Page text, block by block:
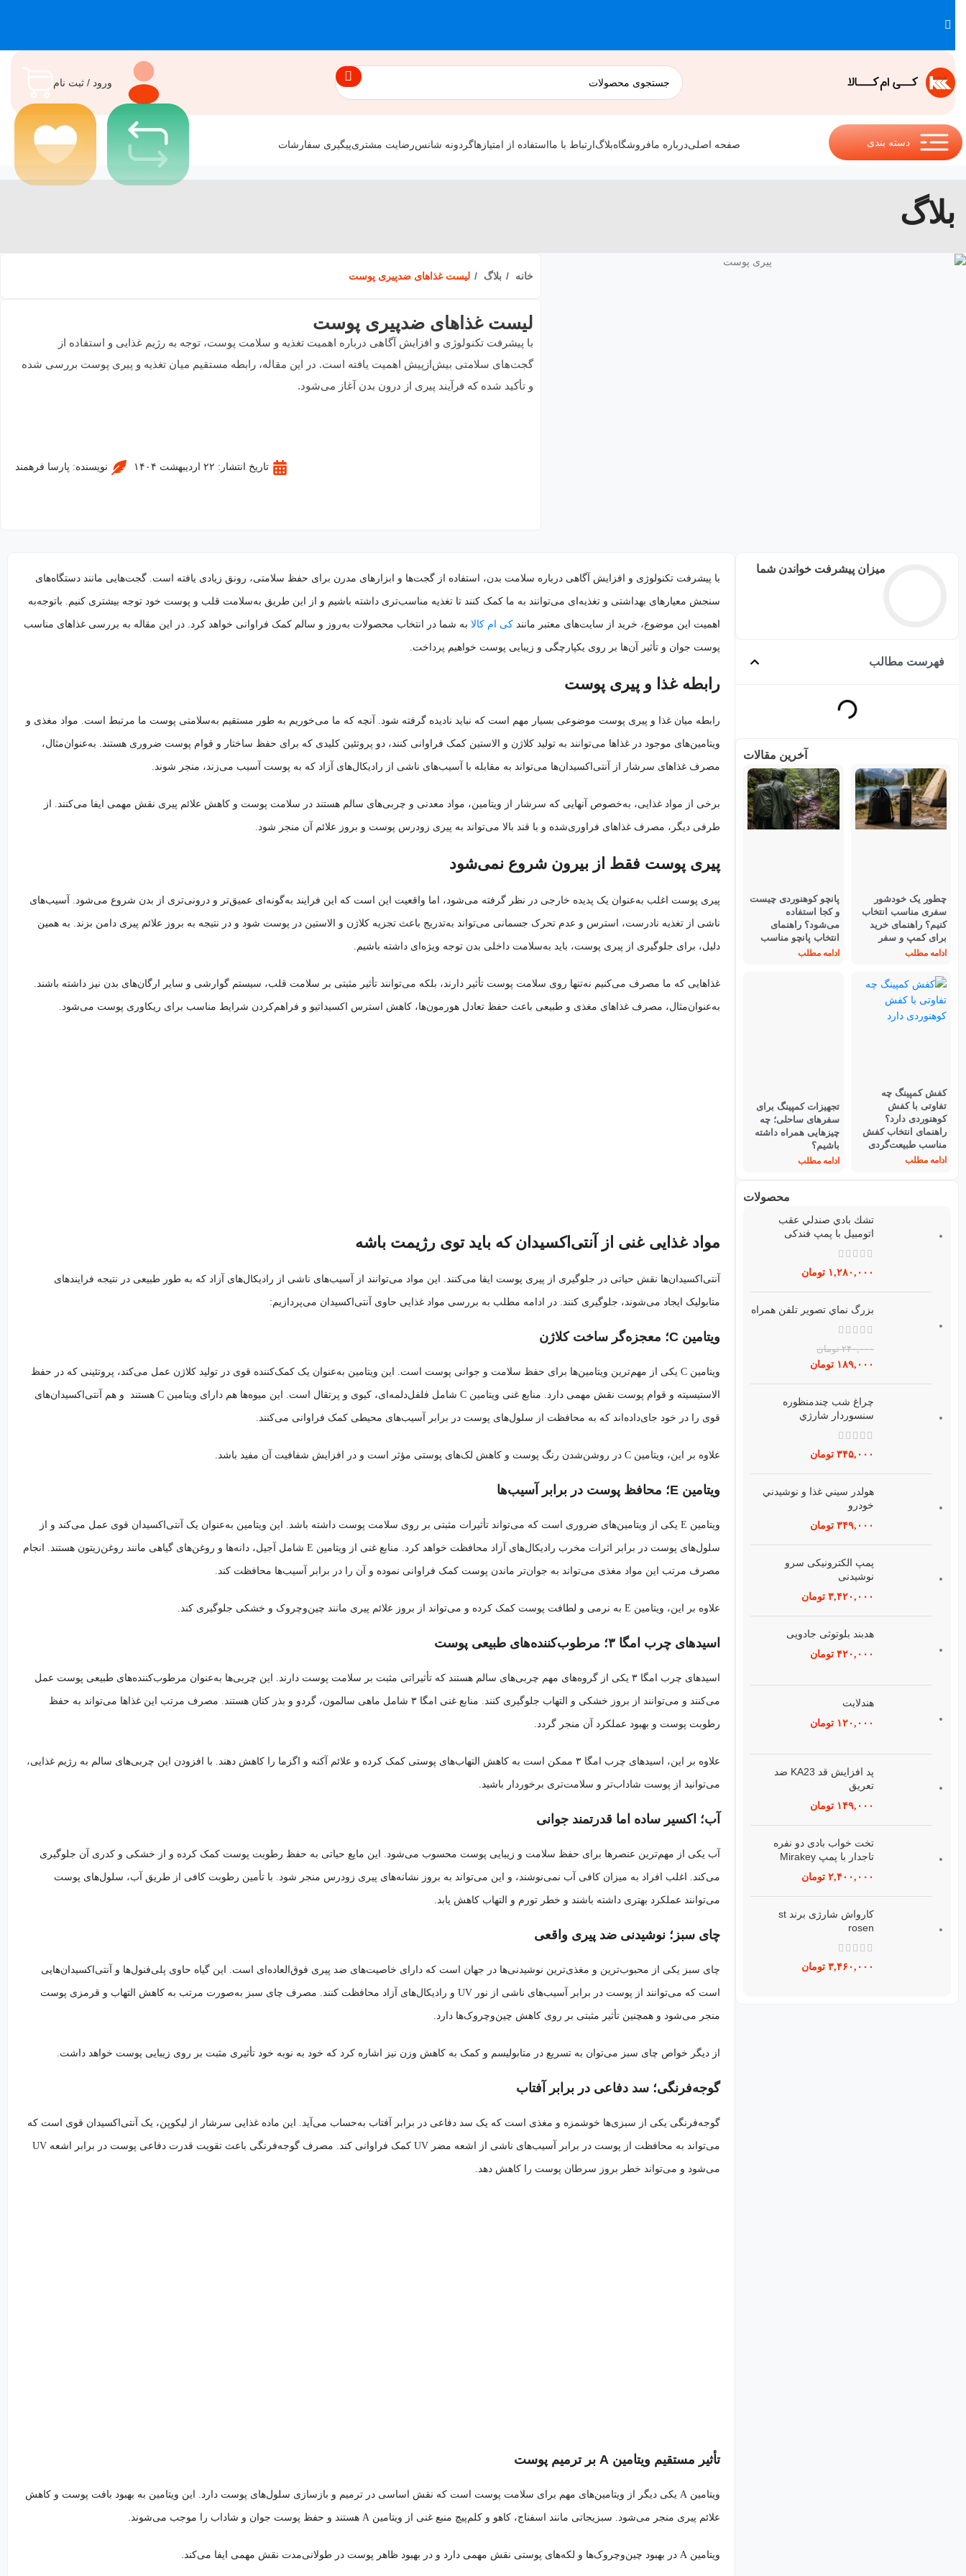
ورود / ثبت نام
دسته بندی صفحه اصلیدرباره مافروشگاهبلاگارتباط با مااستفاده از امتیازهاگردونه شانسرضایت مشتریپیگیری سفارشات
بلاگ
خانه بلاگ لیست غذاهای ضدپیری پوست
لیست غذاهای ضدپیری پوست
با پیشرفت تکنولوژی و افزایش آگاهی درباره اهمیت تغذیه و سلامت پوست، توجه به رژیم غذایی و استفاده از
گجت‌های سلامتی بیش‌ازپیش اهمیت یافته است. در این مقاله، رابطه مستقیم میان تغذیه و پیری پوست بررسی شده
و تأکید شده که فرآیند پیری از درون بدن آغاز می‌شود.
تاریخ انتشار: ۲۲ اردیبهشت ۱۴۰۴ نویسنده: پارسا فرهمند
میزان پیشرفت خواندن شما
فهرست مطالب
چطور یک خودشور
سفری مناسب انتخاب
کنیم؟ راهنمای خرید
برای کمپ و سفر
ادامه مطلب
پانچو کوهنوردی چیست
و کجا استفاده
می‌شود؟ راهنمای
انتخاب پانچو مناسب
ادامه مطلب
کفش کمپینگ چه
تفاوتی با کفش
کوهنوردی دارد؟
راهنمای انتخاب کفش
مناسب طبیعت‌گردی
ادامه مطلب
تجهیزات کمپینگ برای
سفرهای ساحلی؛ چه
چیزهایی همراه داشته
باشیم؟
ادامه مطلب
آخرین مقالات
محصولات
تشك بادي صندلي عقب
اتومبيل با پمپ فندکی
۱,۲۸۰,۰۰۰ تومان
بزرگ نماي تصوير تلفن همراه
۲۴۰,۰۰۰ تومان
۱۸۹,۰۰۰ تومان
چراغ شب چندمنظوره
سنسوردار شارژي
۳۴۵,۰۰۰ تومان
هولدر سيني غذا و نوشيدني
خودرو
۳۴۹,۰۰۰ تومان
پمپ الكترونيكی سرو
نوشيدنی
۳,۴۲۰,۰۰۰ تومان
هدبند بلوتوثی جادويی
۴۲۰,۰۰۰ تومان
هندلايت
۱۲۰,۰۰۰ تومان
پد افزايش قد KA23 ضد
تعريق⁣
۱۴۹,۰۰۰ تومان
تخت خواب بادی دو نفره
تاجدار با پمپ Mirakey
۲,۴۰۰,۰۰۰ تومان
کارواش شارژی برند st
rosen
۳,۴۶۰,۰۰۰ تومان
با پیشرفت تکنولوژی و افزایش آگاهی درباره سلامت بدن، استفاده از گجت‌ها و ابزارهای مدرن برای حفظ سلامتی، رونق زیادی یافته است. گجت‌هایی مانند دستگاه‌های
سنجش معیارهای بهداشتی و تغذیه‌ای می‌توانند به ما کمک کنند تا تغذیه مناسب‌تری داشته باشیم و از این طریق به‌سلامت قلب و پوست خود توجه بیشتری کنیم. باتوجه‌به
اهمیت این موضوع، خرید از سایت‌های معتبر مانند کی ام کالابه شما در انتخاب محصولات به‌روز و سالم کمک فراوانی خواهد کرد. در این مقاله به بررسی غذاهای مناسب
پوست جوان و تأثیر آن‌ها بر روی یکپارچگی و زیبایی پوست خواهیم پرداخت.
رابطه غذا و پیری پوست
رابطه میان غذا و پیری پوست موضوعی بسیار مهم است که نباید نادیده گرفته شود. آنچه که ما می‌خوریم به طور مستقیم به‌سلامتی پوست ما مرتبط است. مواد مغذی و
ویتامین‌های موجود در غذاها می‌توانند به تولید کلاژن و الاستین کمک فراوانی کنند، دو پروتئین کلیدی که برای حفظ ساختار و قوام پوست ضروری هستند. به‌عنوان‌مثال،
مصرف غذاهای سرشار از آنتی‌اکسیدان‌ها می‌تواند به مقابله با آسیب‌های ناشی از رادیکال‌های آزاد که به پوست آسیب می‌زند، منجر شوند.
برخی از مواد غذایی، به‌خصوص آنهایی که سرشار از ویتامین‌، مواد معدنی و چربی‌های سالم هستند در سلامت پوست و کاهش علائم پیری نقش مهمی ایفا می‌کنند. از
طرفی دیگر، مصرف غذاهای فراوری‌شده و با قند بالا می‌تواند به پیری زودرس پوست و بروز علائم آن منجر شود.
پیری پوست فقط از بیرون شروع نمی‌شود
پیری پوست اغلب به‌عنوان یک پدیده خارجی در نظر گرفته می‌شود، اما واقعیت این است که این فرایند به‌گونه‌ای عمیق‌تر و درونی‌تری از بدن شروع می‌شود. آسیب‌های
ناشی از تغذیه نادرست، استرس و عدم تحرک جسمانی می‌تواند به‌تدریج باعث تجزیه کلاژن و الاستین در پوست شود و در نتیجه به بروز علائم پیری دامن بزند. به همین
دلیل، برای جلوگیری از پیری پوست، باید به‌سلامت داخلی بدن توجه ویژه‌ای داشته باشیم.
غذاهایی که ما مصرف می‌کنیم نه‌تنها روی سلامت پوست تأثیر دارند، بلکه می‌توانند تأثیر مثبتی بر سلامت قلب، سیستم گوارشی و سایر ارگان‌های بدن نیز داشته باشند.
به‌عنوان‌مثال، مصرف غذاهای مغذی و طبیعی باعث حفظ تعادل هورمون‌ها، کاهش استرس اکسیداتیو و فراهم‌کردن شرایط مناسب برای ریکاوری پوست می‌شود.
مواد غذایی غنی از آنتی‌اکسیدان که باید توی رژیمت باشه
آنتی‌اکسیدان‌ها نقش حیاتی در جلوگیری از پیری پوست ایفا می‌کنند. این مواد می‌توانند از آسیب‌های ناشی از رادیکال‌های آزاد که به طور طبیعی در نتیجه فرایندهای
متابولیک ایجاد می‌شوند، جلوگیری کنند. در ادامه مطلب به بررسی مواد غذایی حاوی آنتی‌اکسیدان می‌پردازیم:
ویتامین C؛ معجزه‌گر ساخت کلاژن
ویتامین C یکی از مهم‌ترین ویتامین‌ها برای حفظ سلامت و جوانی پوست است. این ویتامین به‌عنوان یک کمک‌کننده قوی در تولید کلاژن عمل می‌کند، پروتئینی که در حفظ
الاستیسیته و قوام پوست نقش مهمی دارد. منابع غنی ویتامین C شامل فلفل‌دلمه‌ای، کیوی و پرتقال است. این میوه‌ها هم دارای ویتامین C هستند و هم آنتی‌اکسیدان‌های
قوی را در خود جای‌داده‌اند که به محافظت از سلول‌های پوست در برابر آسیب‌های محیطی کمک فراوانی می‌کنند.
علاوه بر این، ویتامین C در روشن‌شدن رنگ پوست و کاهش لک‌های پوستی مؤثر است و در افزایش شفافیت آن مفید باشد.
ویتامین E؛ محافظ پوست در برابر آسیب‌ها
ویتامین E یکی از ویتامین‌های ضروری است که می‌تواند تأثیرات مثبتی بر روی سلامت پوست داشته باشد. این ویتامین به‌عنوان یک آنتی‌اکسیدان قوی عمل می‌کند و از
سلول‌های پوست در برابر اثرات مخرب رادیکال‌های آزاد محافظت خواهد کرد. منابع غنی از ویتامین E شامل آجیل‌، دانه‌ها و روغن‌های گیاهی مانند روغن‌زیتون هستند. انجام
مصرف مرتب این مواد مغذی می‌تواند به جوان‌تر ماندن پوست کمک فراوانی نموده و آن را در برابر آسیب‌ها محافظت کند.
علاوه بر این، ویتامین E به نرمی و لطافت پوست کمک کرده و می‌تواند از بروز علائم پیری مانند چین‌وچروک و خشکی جلوگیری کند.
اسیدهای چرب امگا ۳؛ مرطوب‌کننده‌های طبیعی پوست
اسیدهای چرب امگا ۳ یکی از گروه‌های مهم چربی‌های سالم هستند که تأثیراتی مثبت بر سلامت پوست دارند. این چربی‌ها به‌عنوان مرطوب‌کننده‌های طبیعی پوست عمل
می‌کنند و می‌توانند از بروز خشکی و التهاب جلوگیری کنند. منابع غنی امگا ۳ شامل ماهی سالمون، گردو و بذر کتان هستند. مصرف مرتب این غذاها می‌تواند به حفظ
رطوبت پوست و بهبود عملکرد آن منجر گردد.
علاوه بر این، اسیدهای چرب امگا ۳ ممکن است به کاهش التهاب‌های پوستی کمک کرده و علائم آکنه و اگزما را کاهش دهند. با افزودن این چربی‌های سالم به رژیم غذایی،
می‌توانید از پوست شاداب‌تر و سلامت‌تری برخوردار باشید.
آب؛ اکسیر ساده اما قدرتمند جوانی
آب یکی از مهم‌ترین عنصرها برای حفظ سلامت و زیبایی پوست محسوب می‌شود. این مایع حیاتی به حفظ رطوبت پوست کمک کرده و از خشکی و کدری آن جلوگیری
می‌کند. اغلب افراد به میزان کافی آب نمی‌نوشند، و این می‌تواند به بروز نشانه‌های پیری زودرس منجر شود. با تأمین رطوبت کافی از طریق آب، سلول‌های پوست
می‌توانند عملکرد بهتری داشته باشند و خطر تورم و التهاب کاهش یابد.
چای سبز؛ نوشیدنی ضد پیری واقعی
چای سبز یکی از محبوب‌ترین و مغذی‌ترین نوشیدنی‌ها در جهان است که دارای خاصیت‌های ضد پیری فوق‌العاده‌ای است. این گیاه حاوی پلی‌فنول‌ها و آنتی‌اکسیدان‌هایی
است که می‌توانند از پوست در برابر آسیب‌های ناشی از نور UV و رادیکال‌های آزاد محافظت کنند. مصرف چای سبز به‌صورت مرتب به کاهش التهاب و قرمزی پوست
منجر می‌شود و همچنین تأثیر مثبتی بر روی کاهش چین‌وچروک‌ها دارد.
از دیگر خواص چای سبز می‌توان به تسریع در متابولیسم و کمک به کاهش وزن نیز اشاره کرد که خود به نوبه خود تأثیری مثبت بر روی زیبایی پوست خواهد داشت.
گوجه‌فرنگی؛ سد دفاعی در برابر آفتاب
گوجه‌فرنگی یکی از سبزی‌ها خوشمزه و مغذی است که یک سد دفاعی در برابر آفتاب به‌حساب می‌آید. این ماده غذایی سرشار از لیکوپن، یک آنتی‌اکسیدان قوی است که
می‌تواند به محافظت از پوست در برابر آسیب‌های ناشی از اشعه مضر UV کمک فراوانی کند. مصرف گوجه‌فرنگی باعث تقویت قدرت دفاعی پوست در برابر اشعه UV
می‌شود و می‌تواند خطر بروز سرطان پوست را کاهش دهد.
تأثیر مستقیم ویتامین A بر ترمیم پوست
ویتامین A یکی دیگر از ویتامین‌های مهم برای سلامت پوست است که نقش اساسی در ترمیم و بازسازی سلول‌های پوست دارد. این ویتامین به بهبود بافت پوست و کاهش
علائم پیری منجر می‌شود. سبزیجاتی مانند اسفناج، کاهو و کلم‌پیچ منبع غنی از ویتامین A هستند و حفظ پوست جوان و شاداب را موجب می‌شوند.
ویتامین A در بهبود چین‌وچروک‌ها و لکه‌های پوستی نقش مهمی دارد و در بهبود ظاهر پوست در طولانی‌مدت نقش مهمی ایفا می‌کند.